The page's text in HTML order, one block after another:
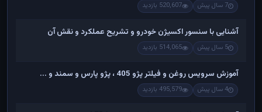
7 سال پیش 520,607 بازدید
آشنایی با سنسور اکسیژن خودرو و تشریح عملکرد و نقش آن
5 سال پیش 514,065 بازدید
آموزش سرویس روغن و فیلتر پژو 405 ، پژو پارس و سمند و ...
4 سال پیش 495,579 بازدید